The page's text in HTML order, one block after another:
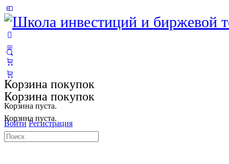
Side
Panel
Корзина покупок
Корзина пуста.
Войти Регистрация
Корзина покупок
Корзина пуста.
Искать: